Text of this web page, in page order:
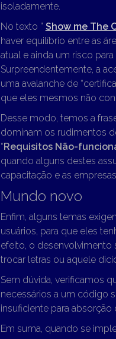
isoladamente.
No texto ” Show me The
haver equilíbrio entre as
atual e ainda um risco
Surpreendentemente, a
uma avalanche de
que eles mesmos não
Desse modo, temos a
dominam os rudimentos
“Requisitos Não-
quando alguns destes
capacitação e as
Mundo novo
Enfim, alguns temas
usuários, para que eles
efeito, o
trocar letras ou aquele
Sem dúvida, verificamos
necessários a um código
insuficiente para absorção
Em suma, quando se